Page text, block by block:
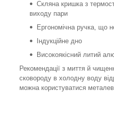
Скляна кришка з
виходу пари
Ергономічна ручка, що
Індукційне дно
Високоякісний литий
Рекомендації з миття й
сковороду в холодну воду
можна користуватися